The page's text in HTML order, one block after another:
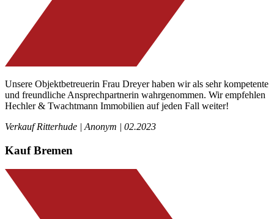
Unsere Objektbetreuerin Frau Dreyer haben wir als sehr kompetente
und freundliche Ansprechpartnerin wahrgenommen. Wir empfehlen
Hechler & Twachtmann Immobilien auf jeden Fall weiter!
Verkauf Ritterhude | Anonym | 02.2023
Kauf Bremen